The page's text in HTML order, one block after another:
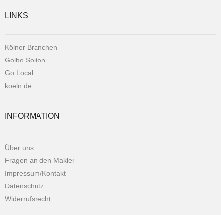
LINKS
Kölner Branchen
Gelbe Seiten
Go Local
koeln.de
INFORMATION
Über uns
Fragen an den Makler
Impressum/Kontakt
Datenschutz
Widerrufsrecht